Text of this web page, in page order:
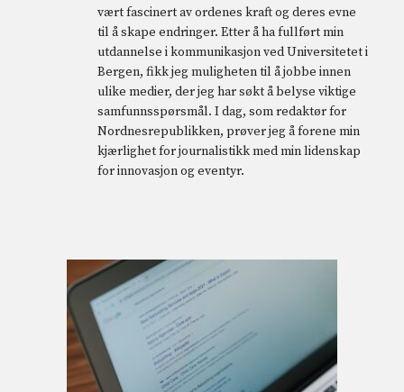
vært fascinert av ordenes kraft og deres evne
til å skape endringer. Etter å ha fullført min
utdannelse i kommunikasjon ved Universitetet i
Bergen, fikk jeg muligheten til å jobbe innen
ulike medier, der jeg har søkt å belyse viktige
samfunnsspørsmål. I dag, som redaktør for
Nordnesrepublikken, prøver jeg å forene min
kjærlighet for journalistikk med min lidenskap
for innovasjon og eventyr.